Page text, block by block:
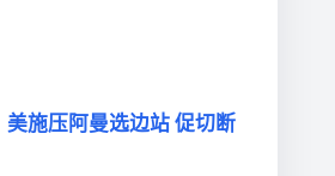
施压阿曼选边站 促切断